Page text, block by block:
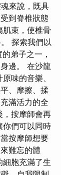
來說，既具
到脊椎狀態
束，使椎骨
探索我們以
弟子之一，
邊。 在沙龍
味的音樂、
、摩擦、揉
滿活力的全
，按摩師會再
你們可以同時
按摩師想要
難忘的體
胞充滿了生